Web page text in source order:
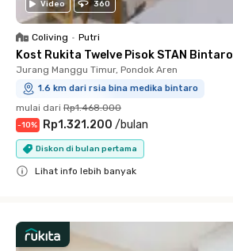
Video 360
Coliving • Putri
Kost Rukita Twelve Pisok STAN Bintaro
Jurang Manggu Timur, Pondok Aren
1.6 km dari rsia bina medika bintaro
mulai dari Rp1.468.000
-10% Rp1.321.200 /bulan
Diskon di bulan pertama
Lihat info lebih banyak